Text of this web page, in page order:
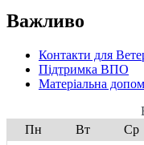
Важливо
Контакти для
Підтримка ВПО
Матеріальна
Пн
Вт Ср